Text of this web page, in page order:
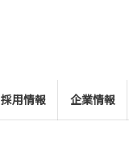
採用情報 企業情報